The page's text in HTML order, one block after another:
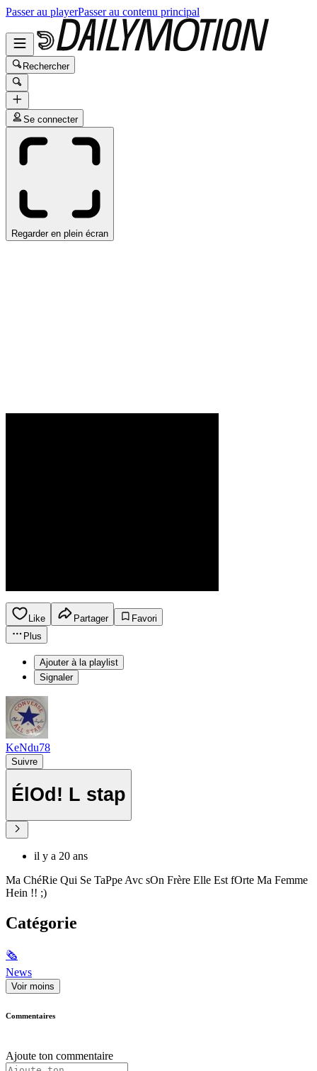
Passer au playerPasser au contenu principal
Rechercher
Se connecter
Regarder en plein écran
Like Partager
Favori
Plus
Ajouter à la playlist
Signaler
KeNdu78
Suivre
ÉlOd! L stap
il y a 20 ans
Ma ChéRie Qui Se TaPpe Avc sOn Frère Elle Est fOrte Ma Femme
Hein !! ;)
Catégorie
🗞
News
Voir moins
Commentaires
Ajoute ton commentaire